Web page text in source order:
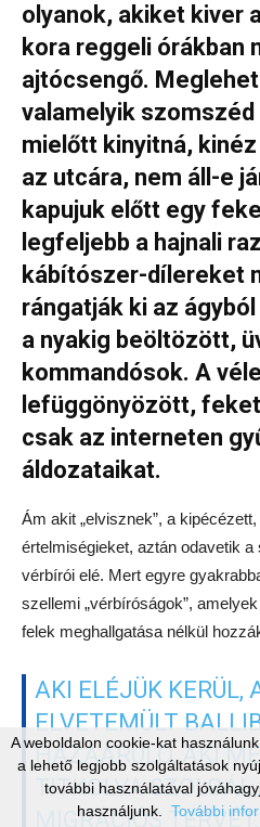
olyanok, akiket kiver
kora reggeli órákban
ajtócsengő.
valamelyik
mielőtt kinyitná,
az utcára, nem áll-e
kapujuk előtt egy
legfeljebb a hajnali
kábítószer-dílereket
rángatják ki az
a nyakig beöltözött,
kommandósok. A
lefüggönyözött,
csak az interneten
áldozataikat.
Ám akit „elvisznek”, a
értelmiségieket, aztán odavetik
vérbírói elé. Mert egyre
szellemi „vérbíróságok”,
felek meghallgatása nélkül
AKI ELÉJÜK KERÜL,
ELVETEMÜLT
HAZAÁRULÓ, AKI
TITKOLVA
MIGRÁCIÓS
A weboldalon cookie-kat
a lehető legjobb szolgáltatások
további használatával
használjunk.
További